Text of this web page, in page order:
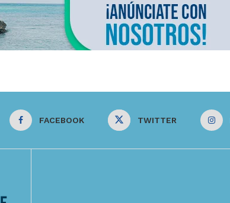
FACEBOOK TWITTER